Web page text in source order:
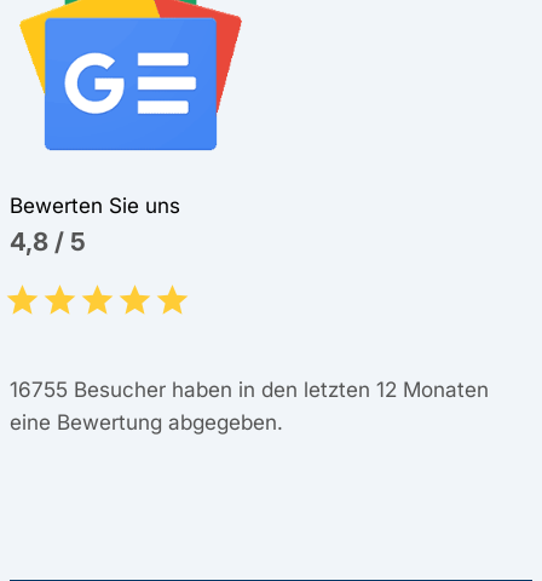
Bewerten Sie uns
4,8 / 5
16755 Besucher haben in den letzten 12 Monaten
eine Bewertung abgegeben.